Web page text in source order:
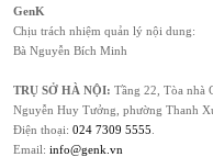
GenK
Chịu trách nhiệm quản lý nội dung:
Bà Nguyễn Bích Minh
TRỤ SỞ HÀ NỘI: Tầng 22, Tòa nhà
Nguyễn Huy Tưởng, phường Thanh
Điện thoại: 024 7309 5555
Email: info@genk.vn